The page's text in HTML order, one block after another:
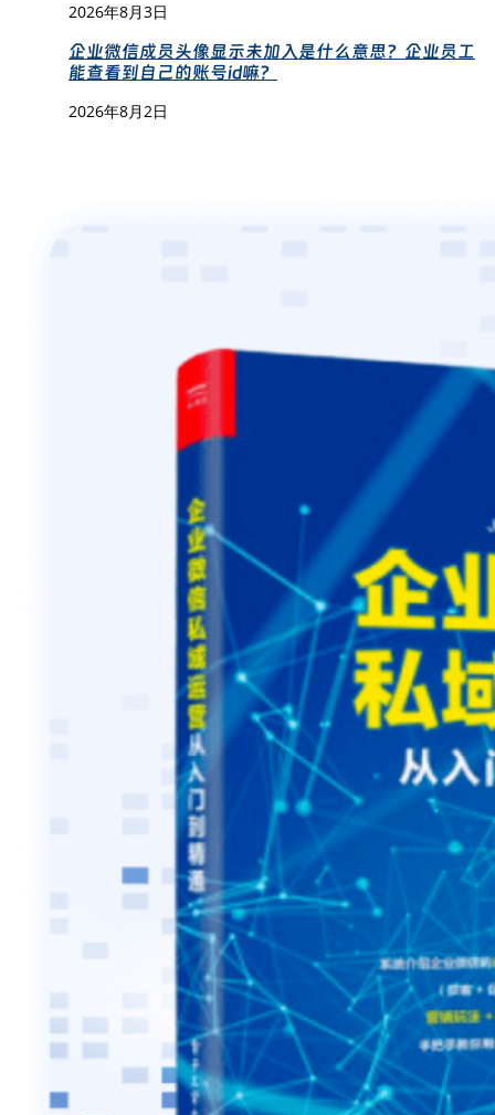
2026年8月3日
企业微信成员头像显示未加入是什么意思？企业员工
能查看到自己的账号id嘛？
2026年8月2日